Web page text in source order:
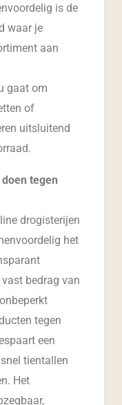
is de
waar je
aan
gaat om
of
uitsluitend
tegen
drogisterijen
het
bedrag van
tegen
een
tientallen
Het